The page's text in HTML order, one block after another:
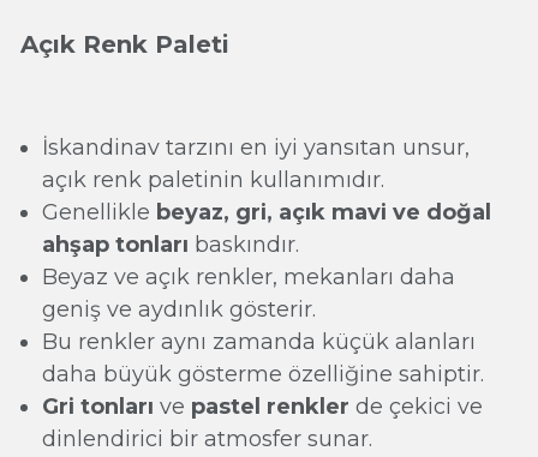
Açık Renk Paleti
İskandinav tarzını en iyi yansıtan unsur,
açık renk paletinin kullanımıdır.
Genellikle beyaz, gri, açık mavi ve doğal
ahşap tonları baskındır.
Beyaz ve açık renkler, mekanları daha
geniş ve aydınlık gösterir.
Bu renkler aynı zamanda küçük alanları
daha büyük gösterme özelliğine sahiptir.
Gri tonları ve pastel renkler de çekici ve
dinlendirici bir atmosfer sunar.